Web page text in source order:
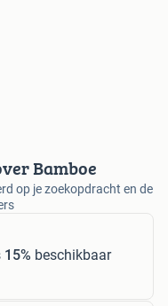
Bamboe
op je zoekopdracht en de
15% beschikbaar